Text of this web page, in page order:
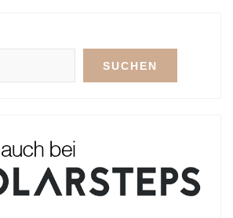
SUCHEN